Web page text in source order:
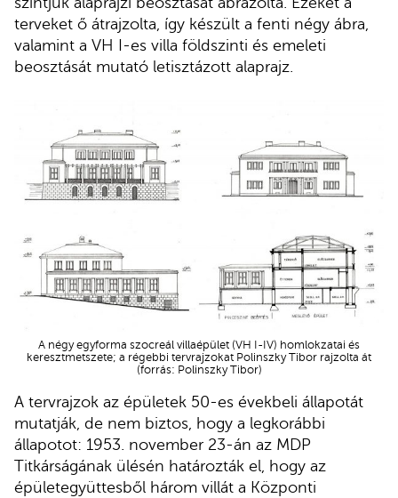
terveket ő átrajzolta, így készült a fenti négy ábra,
valamint a VH I-es villa földszinti és emeleti
beosztását mutató letisztázott alaprajz.
A négy egyforma szocreál villaépület (VH I-IV) homlokzatai és
keresztmetszete; a régebbi tervrajzokat Polinszky Tibor rajzolta át
(forrás: Polinszky Tibor)
A tervrajzok az épületek 50-es évekbeli állapotát
mutatják, de nem biztos, hogy a legkorábbi
állapotot: 1953. november 23-án az MDP
Titkárságának ülésén határozták el, hogy az
épületegyüttesből három villát a Központi